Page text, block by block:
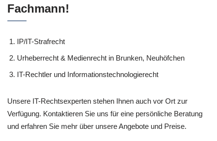
Fachmann!
IP/IT-Strafrecht
Urheberrecht & Medienrecht in Brunken, Neuhöfchen
IT-Rechtler und Informationstechnologierecht
Unsere IT-Rechtsexperten stehen Ihnen auch vor Ort zur
Verfügung. Kontaktieren Sie uns für eine persönliche Beratung
und erfahren Sie mehr über unsere Angebote und Preise.